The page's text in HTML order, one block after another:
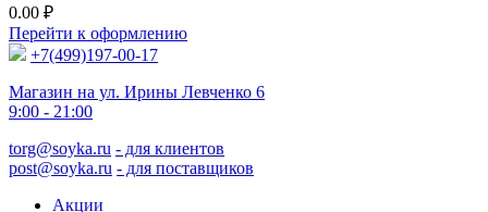
0.00 ₽
Перейти к оформлению
+7(499)197-00-17
Магазин на ул. Ирины Левченко 6
9:00 - 21:00
torg@soyka.ru - для клиентов
post@soyka.ru - для поставщиков
Акции